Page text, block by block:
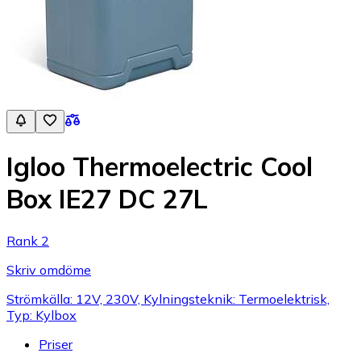
Igloo Thermoelectric Cool
Box IE27 DC 27L
Rank 2
Skriv omdöme
Strömkälla: 12V, 230V, Kylningsteknik: Termoelektrisk,
Typ: Kylbox
Priser